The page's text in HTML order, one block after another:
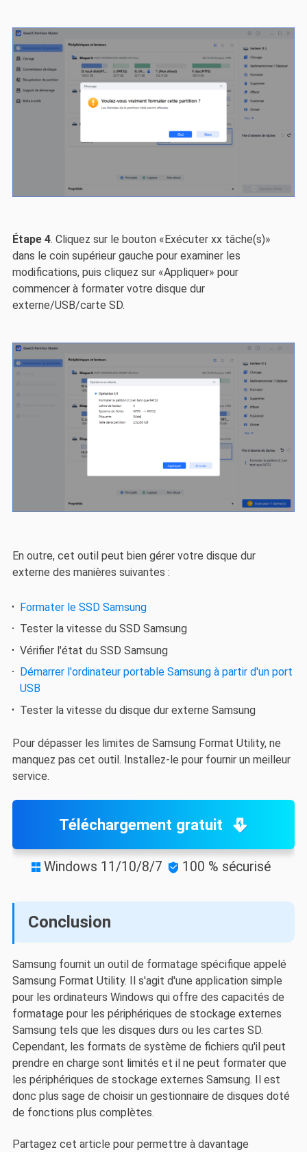
Étape 4. Cliquez sur le bouton «Exécuter xx tâche(s)»
dans le coin supérieur gauche pour examiner les
modifications, puis cliquez sur «Appliquer» pour
commencer à formater votre disque dur
externe/USB/carte SD.
En outre, cet outil peut bien gérer votre disque dur
externe des manières suivantes :
Formater le SSD Samsung
Tester la vitesse du SSD Samsung
Vérifier l'état du SSD Samsung
Démarrer l'ordinateur portable Samsung à partir d'un port
USB
Tester la vitesse du disque dur externe Samsung
Pour dépasser les limites de Samsung Format Utility, ne
manquez pas cet outil. Installez-le pour fournir un meilleur
service.
Téléchargement gratuit
 Windows 11/10/8/7  100 % sécurisé
Conclusion
Samsung fournit un outil de formatage spécifique appelé
Samsung Format Utility. Il s'agit d'une application simple
pour les ordinateurs Windows qui offre des capacités de
formatage pour les périphériques de stockage externes
Samsung tels que les disques durs ou les cartes SD.
Cependant, les formats de système de fichiers qu'il peut
prendre en charge sont limités et il ne peut formater que
les périphériques de stockage externes Samsung. Il est
donc plus sage de choisir un gestionnaire de disques doté
de fonctions plus complètes.
Partagez cet article pour permettre à davantage